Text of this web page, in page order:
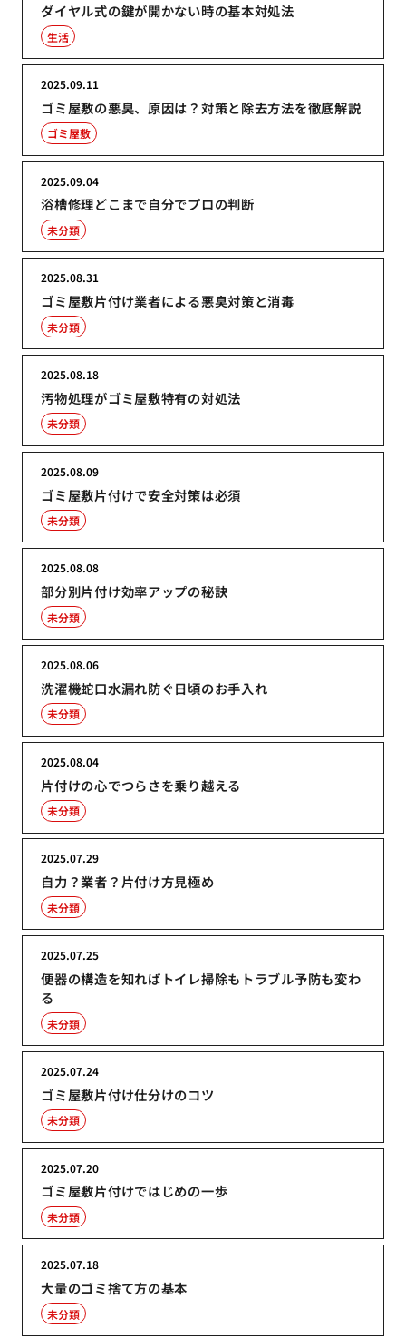
ダイヤル式の鍵が開かない時の基本対処法
生活
ゴミ屋敷の悪臭、原因は？対策と除去方法を徹底解説
2025.09.11
ゴミ屋敷
浴槽修理どこまで自分でプロの判断
2025.09.04
未分類
ゴミ屋敷片付け業者による悪臭対策と消毒
2025.08.31
未分類
汚物処理がゴミ屋敷特有の対処法
2025.08.18
未分類
ゴミ屋敷片付けで安全対策は必須
2025.08.09
未分類
部分別片付け効率アップの秘訣
2025.08.08
未分類
洗濯機蛇口水漏れ防ぐ日頃のお手入れ
2025.08.06
未分類
片付けの心でつらさを乗り越える
2025.08.04
未分類
自力？業者？片付け方見極め
2025.07.29
未分類
便器の構造を知ればトイレ掃除もトラブル予防も変わ
る
2025.07.25
未分類
ゴミ屋敷片付け仕分けのコツ
2025.07.24
未分類
ゴミ屋敷片付けではじめの一歩
2025.07.20
未分類
大量のゴミ捨て方の基本
2025.07.18
未分類